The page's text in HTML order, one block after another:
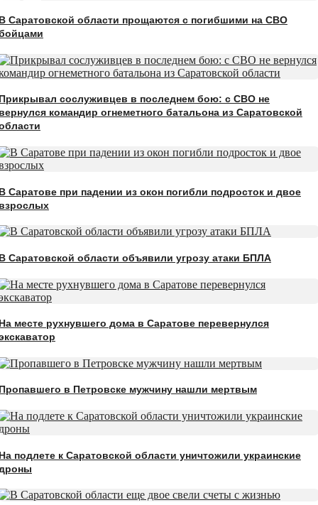
Саратовской области прощаются с погибшими на СВО
сослуживцев в последнем бою: с СВО не
командир огнеметного батальона из Саратовской
Саратове при падении из окон погибли подросток и двое
Саратовской области объявили угрозу атаки БПЛА
месте рухнувшего дома в Саратове перевернулся
в Петровске мужчину нашли мертвым
подлете к Саратовской области уничтожили украинские